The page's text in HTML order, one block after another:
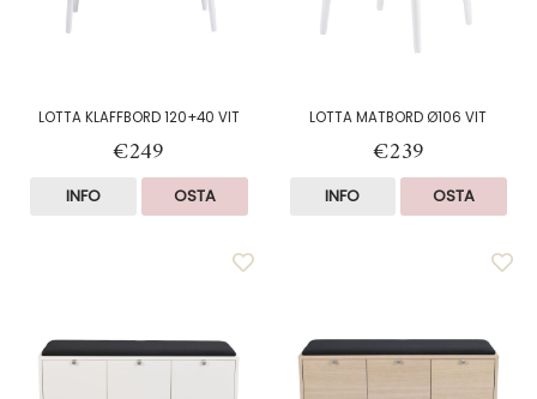
LOTTA KLAFFBORD 120+40 VIT
€249
INFO OSTA
LOTTA MATBORD Ø106 VIT
€239
INFO OSTA